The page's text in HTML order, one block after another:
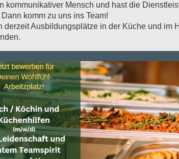
kommunikativer Mensch und hast die
Dann komm zu uns ins Team!
derzeit Ausbildungsplätze in der Küche und im